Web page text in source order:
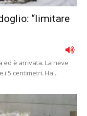
“limitare
ed è arrivata. La neve
i 5 centimetri. Ha...